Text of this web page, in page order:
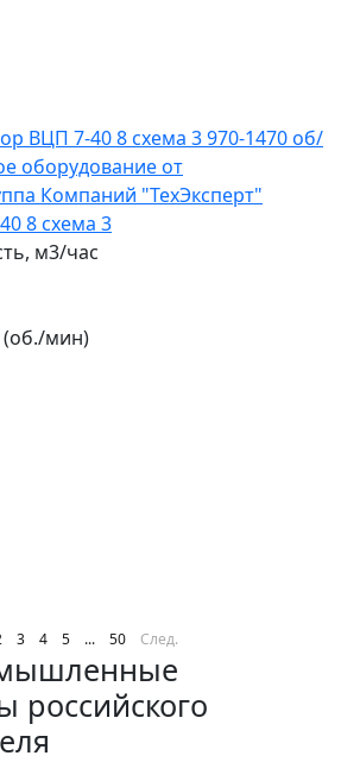
8 схема 3
м3/час
(об./мин)
3 4 5 ... 50 След.
российского